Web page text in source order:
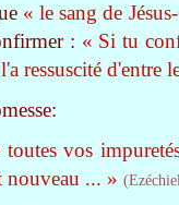
« le sang de
: « Si tu
ressuscité d'entre
vos
nouveau ... »